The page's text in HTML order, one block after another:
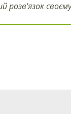
розв'язок